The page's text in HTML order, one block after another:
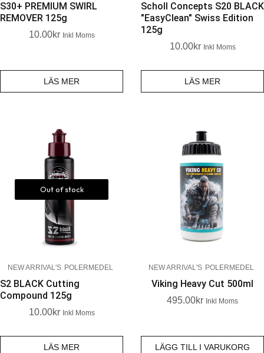
S30+ PREMIUM SWIRL
REMOVER 125g
10.00Kr Inkl Moms
LÄS MER
Scholl Concepts S20 BLACK
"EasyClean" Swiss Edition
125g
10.00Kr Inkl Moms
LÄS MER
Out of stock
NEW ARRIVAL'S POLERMEDEL
S2 BLACK Cutting
Compound 125g
10.00Kr Inkl Moms
LÄS MER
NEW ARRIVAL'S POLERMEDEL
Viking Heavy Cut 500ml
495.00Kr Inkl Moms
LÄGG TILL I VARUKORG